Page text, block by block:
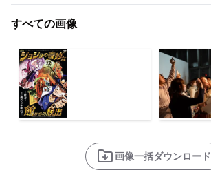
すべての画像
画像一括ダウンロード